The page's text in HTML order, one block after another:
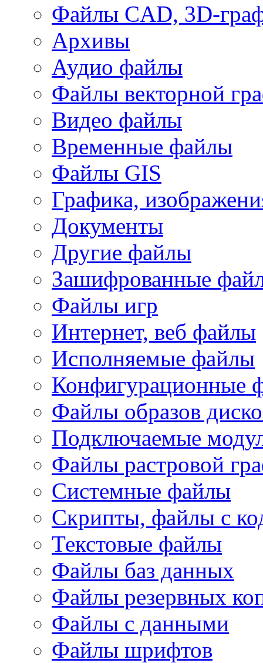
Файлы CAD, 3D-
Архивы
Аудио файлы
Файлы векторной
Видео файлы
Временные файлы
Файлы GIS
Графика,
Документы
Другие файлы
Зашифрованные
Файлы игр
Интернет, веб файлы
Исполняемые файлы
Конфигурационные
Файлы образов
Подключаемые
Файлы растровой
Системные файлы
Скрипты, файлы с
Текстовые файлы
Файлы баз данных
Файлы резервных
Файлы с данными
Файлы шрифтов